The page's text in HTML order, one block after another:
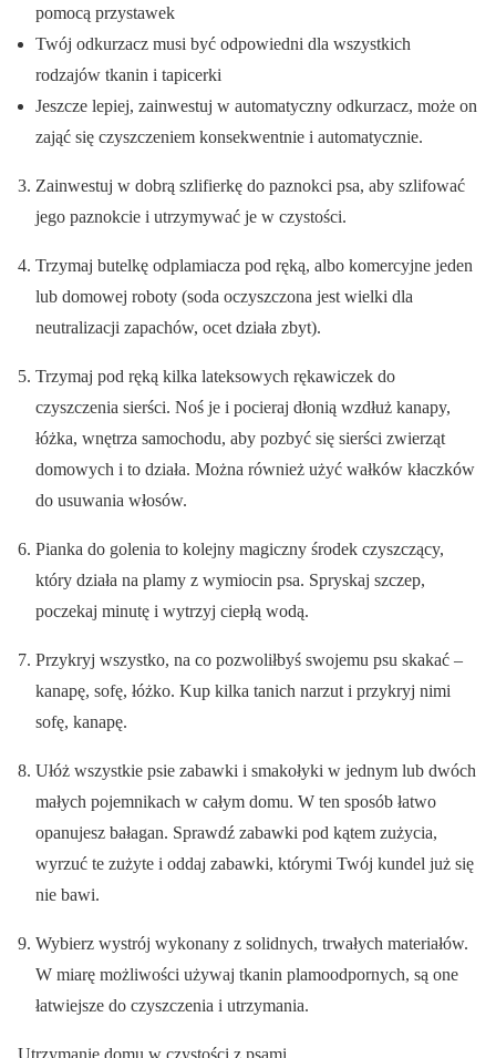
pomocą przystawek
Twój odkurzacz musi być odpowiedni dla wszystkich
rodzajów tkanin i tapicerki
Jeszcze lepiej, zainwestuj w automatyczny odkurzacz, może on
zająć się czyszczeniem konsekwentnie i automatycznie.
Zainwestuj w dobrą szlifierkę do paznokci psa, aby szlifować
jego paznokcie i utrzymywać je w czystości.
Trzymaj butelkę odplamiacza pod ręką, albo komercyjne jeden
lub domowej roboty (soda oczyszczona jest wielki dla
neutralizacji zapachów, ocet działa zbyt).
Trzymaj pod ręką kilka lateksowych rękawiczek do
czyszczenia sierści. Noś je i pocieraj dłonią wzdłuż kanapy,
łóżka, wnętrza samochodu, aby pozbyć się sierści zwierząt
domowych i to działa. Można również użyć wałków kłaczków
do usuwania włosów.
Pianka do golenia to kolejny magiczny środek czyszczący,
który działa na plamy z wymiocin psa. Spryskaj szczep,
poczekaj minutę i wytrzyj ciepłą wodą.
Przykryj wszystko, na co pozwoliłbyś swojemu psu skakać –
kanapę, sofę, łóżko. Kup kilka tanich narzut i przykryj nimi
sofę, kanapę.
Ułóż wszystkie psie zabawki i smakołyki w jednym lub dwóch
małych pojemnikach w całym domu. W ten sposób łatwo
opanujesz bałagan. Sprawdź zabawki pod kątem zużycia,
wyrzuć te zużyte i oddaj zabawki, którymi Twój kundel już się
nie bawi.
Wybierz wystrój wykonany z solidnych, trwałych materiałów.
W miarę możliwości używaj tkanin plamoodpornych, są one
łatwiejsze do czyszczenia i utrzymania.
Utrzymanie domu w czystości z psami